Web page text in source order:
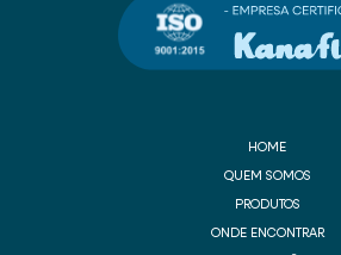
HOME
QUEM SOMOS
PRODUTOS
ONDE ENCONTRAR